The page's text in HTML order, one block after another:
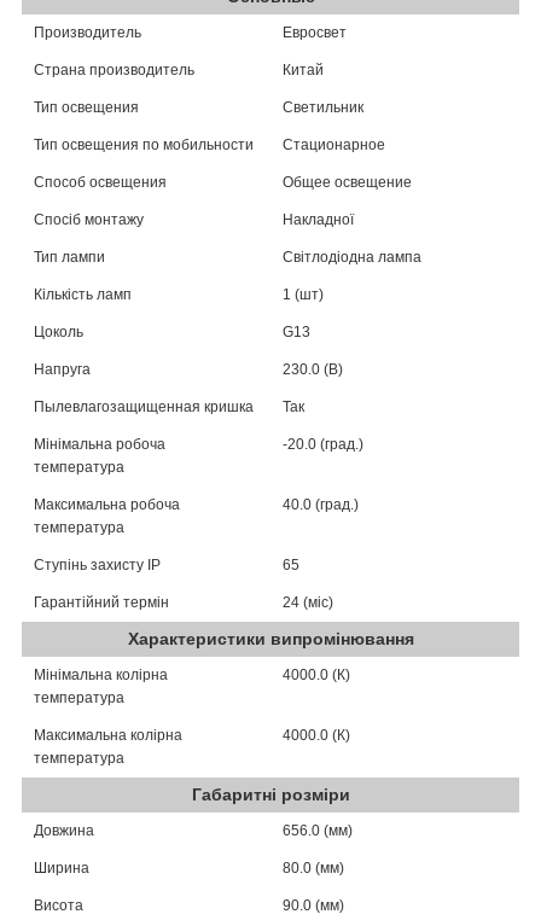
Производитель Евросвет
Страна производитель Китай
Тип освещения Светильник
Тип освещения по мобильности Стационарное
Способ освещения Общее освещение
Спосіб монтажу Накладної
Тип лампи Світлодіодна лампа
Кількість ламп 1 (шт)
Цоколь G13
Напруга 230.0 (В)
Пылевлагозащищенная кришка Так
Мінімальна робоча
температура
-20.0 (град.)
Максимальна робоча
температура
40.0 (град.)
Ступінь захисту IP 65
Гарантійний термін 24 (міс)
Характеристики випромінювання
Мінімальна колірна
температура
4000.0 (К)
Максимальна колірна
температура
4000.0 (К)
Габаритні розміри
Довжина 656.0 (мм)
Ширина 80.0 (мм)
Висота 90.0 (мм)